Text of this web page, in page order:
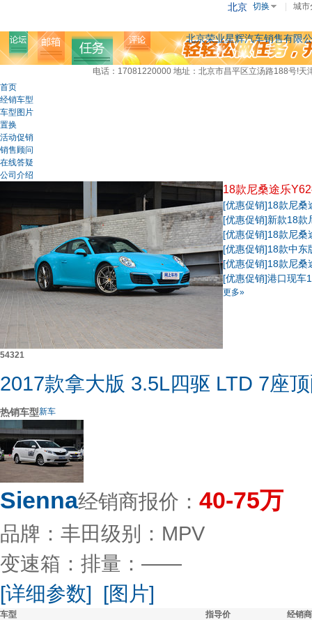
北京 切换 城市
北京荣业星辉汽车销售有限
电话：17081220000 地址：北京市昌平区立汤路188号!天
首页
经销车型
车型图片
置换
活动促销
销售顾问
在线答疑
公司介绍
54321
18款尼桑途乐
[优惠促销]18款尼桑
[优惠促销]新款18款
[优惠促销]18款尼桑
[优惠促销]18款中东
[优惠促销]18款尼桑
[优惠促销]港口现车
更多»
2017款拿大版 3.5L四驱 LTD 7座
热销车型新车
Sienna经销商报价： 40-75万
品牌：丰田级别：MPV
变速箱： 排量：——
[详细参数]
[图片]
车型 指导价
经销